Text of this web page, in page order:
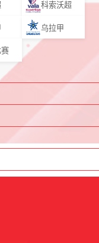
科索沃超
乌拉甲